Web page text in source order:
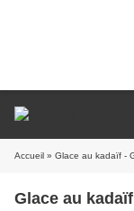
Accueil » Glace au kadaïf -
Glace au